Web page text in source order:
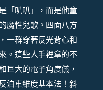
「叭叭」，而是他童
魔性兒歌。四面八方
一群穿著反光背心和
。這些人手裡拿的不
巨大的電子角度儀，
泊車維度基本法！斜